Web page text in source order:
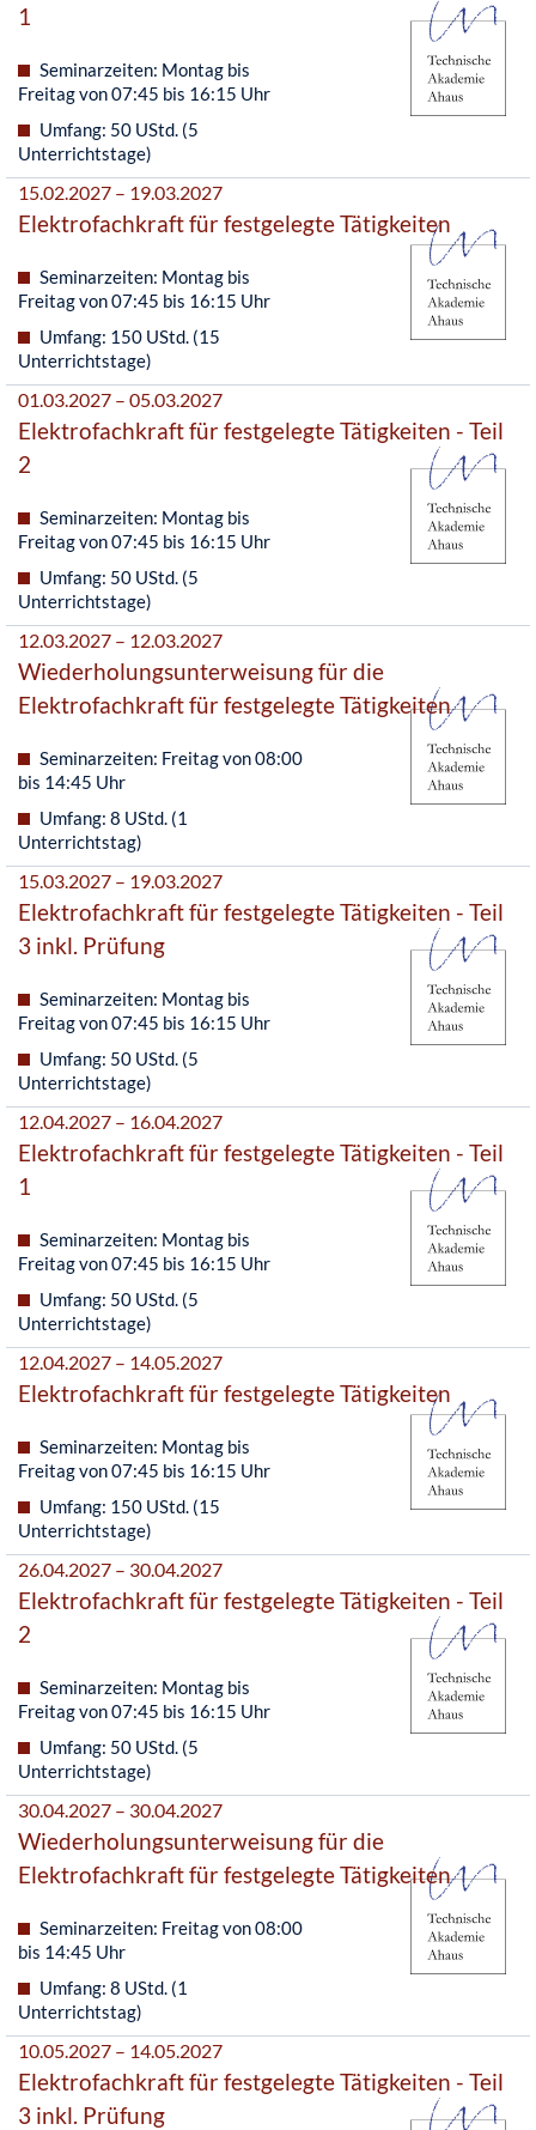
1
Seminarzeiten: Montag bis
Freitag von 07:45 bis 16:15 Uhr
Umfang: 50 UStd. (5
Unterrichtstage)
15.02.2027 – 19.03.2027
Elektrofachkraft für festgelegte Tätigkeiten
Seminarzeiten: Montag bis
Freitag von 07:45 bis 16:15 Uhr
Umfang: 150 UStd. (15
Unterrichtstage)
01.03.2027 – 05.03.2027
Elektrofachkraft für festgelegte Tätigkeiten - Teil
2
Seminarzeiten: Montag bis
Freitag von 07:45 bis 16:15 Uhr
Umfang: 50 UStd. (5
Unterrichtstage)
12.03.2027 – 12.03.2027
Wiederholungsunterweisung für die
Elektrofachkraft für festgelegte Tätigkeiten
Seminarzeiten: Freitag von 08:00
bis 14:45 Uhr
Umfang: 8 UStd. (1
Unterrichtstag)
15.03.2027 – 19.03.2027
Elektrofachkraft für festgelegte Tätigkeiten - Teil
3 inkl. Prüfung
Seminarzeiten: Montag bis
Freitag von 07:45 bis 16:15 Uhr
Umfang: 50 UStd. (5
Unterrichtstage)
12.04.2027 – 16.04.2027
Elektrofachkraft für festgelegte Tätigkeiten - Teil
1
Seminarzeiten: Montag bis
Freitag von 07:45 bis 16:15 Uhr
Umfang: 50 UStd. (5
Unterrichtstage)
12.04.2027 – 14.05.2027
Elektrofachkraft für festgelegte Tätigkeiten
Seminarzeiten: Montag bis
Freitag von 07:45 bis 16:15 Uhr
Umfang: 150 UStd. (15
Unterrichtstage)
26.04.2027 – 30.04.2027
Elektrofachkraft für festgelegte Tätigkeiten - Teil
2
Seminarzeiten: Montag bis
Freitag von 07:45 bis 16:15 Uhr
Umfang: 50 UStd. (5
Unterrichtstage)
30.04.2027 – 30.04.2027
Wiederholungsunterweisung für die
Elektrofachkraft für festgelegte Tätigkeiten
Seminarzeiten: Freitag von 08:00
bis 14:45 Uhr
Umfang: 8 UStd. (1
Unterrichtstag)
10.05.2027 – 14.05.2027
Elektrofachkraft für festgelegte Tätigkeiten - Teil
3 inkl. Prüfung